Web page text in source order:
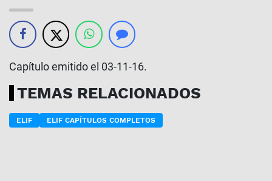
Capítulo emitido el 03-11-16.
TEMAS RELACIONADOS
ELIF ELIF CAPÍTULOS COMPLETOS